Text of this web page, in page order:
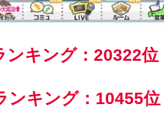
ンキング：20322位
ンキング：10455位